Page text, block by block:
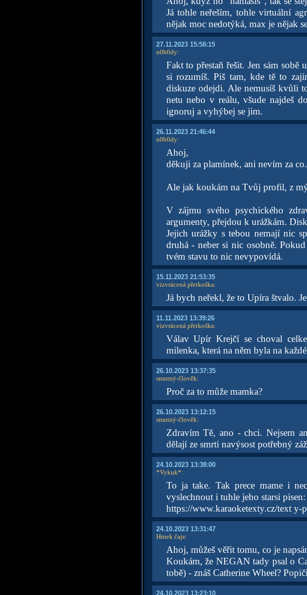
Já tohle neřeším, tohle virtuální
nějak moc nedotýká, max je nějak
27.11.2023 15:58:15
n0b0dy:
Fakt to přestaň řešit. Jen sám
si rozumíš. Piš tam, kde tě to
diskuze odejdi. Ale nemusíš kvůli
netu nebo v reálu, všude najdeš
ignoruj a vyhýbej se jim.
26.11.2023 21:46:44
n0b0dy:
Ahoj,
děkuji za plamínek, ani nevím za co.
Ale jak koukám na Tvůj profil, z
V zájmu svého psychického
argumenty, přejdou k urážkám.
Jejich urážky s tebou nemají nic
druhá - neber si nic osobně.
tvém stavu to nic nevypovídá.
15.11.2023 21:53:35
vizvrácená přetkoška:
Já bych neřekl, že to Upíra štvalo.
11.11.2023 13:39:26
vizvrácená přetkoška:
Válav Upír Krejčí se choval
milenka, která na něm byla na
26.10.2023 13:37:35
smutný-člověk:
Proč za to může mamka?
26.10.2023 13:12:15
smutný-člověk:
Zdravím Tě, ano - chci. Nejsem
dělají ze smrti navýsost potřebný
24.10.2023 13:38:00
*Vykuk*:
To ja take. Tak prece mame i
vyslechnout i tuhle jeho starsi pisen:
https://www.karaoketexty.cz/text y-
24.10.2023 13:31:47
Hrnek čaje:
Ahoj, můžeš věřit tomu, co je
Koukám, že NEGAN tady psal o
tobě) - znáš Catherine Wheel?
24.10.2023 13:23:10